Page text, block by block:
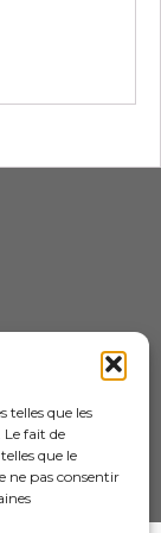
telles que les
fait de
que le
ne pas consentir